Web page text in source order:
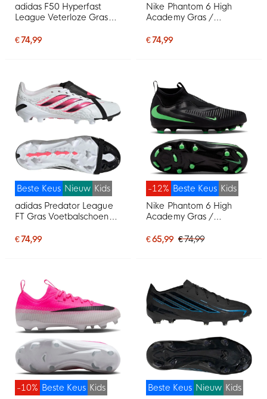
adidas F50 Hyperfast
League Veterloze Gras
Kids Wit Paars Roze
€ 74,99
Nike Phantom 6 High
Academy Gras /
Voetbalschoenen (MG)
€ 74,99
Beste Keus Nieuw Kids
adidas Predator League
FT Gras Voetbalschoenen
€ 74,99
Beste Keus
-12%
Kids
Nike Phantom 6 High
Academy Gras /
Voetbalschoenen (MG)
€ 65,99 € 74,99
Beste Keus
-10%
Kids
Beste Keus Nieuw Kids